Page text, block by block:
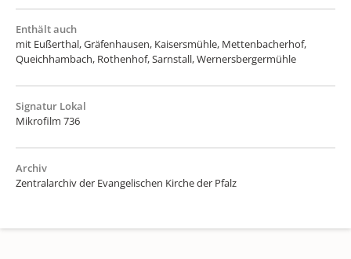
Enthält auch
mit Eußerthal, Gräfenhausen, Kaisersmühle, Mettenbacherhof,
Queichhambach, Rothenhof, Sarnstall, Wernersbergermühle
Signatur Lokal
Mikrofilm 736
Archiv
Zentralarchiv der Evangelischen Kirche der Pfalz